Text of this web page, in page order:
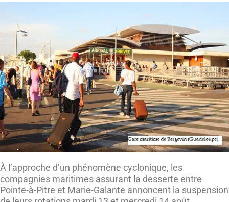
À l’approche d’un phénomène cyclonique, les
compagnies maritimes assurant la desserte entre
Pointe-à-Pitre et Marie-Galante annoncent la suspension